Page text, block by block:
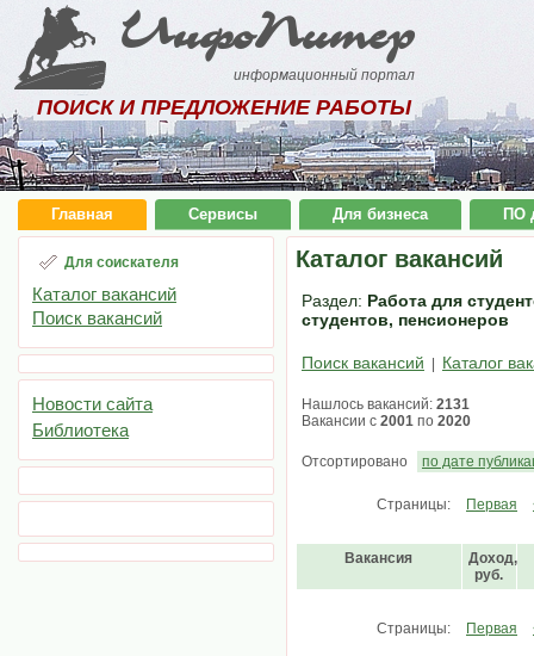
ИнфоПитер
информационный портал
ПОИСК И ПРЕДЛОЖЕНИЕ РАБОТЫ
Главная Сервисы Для бизнеса ПО
Для соискателя
Каталог вакансий
Поиск вакансий
Новости сайта
Библиотека
Каталог вакансий
Раздел: Работа для
студентов, пенсионеров
Поиск вакансий Каталог
Нашлось вакансий: 2131
Вакансии с 2001 по 2020
Отсортировано по дате
Страницы: Первая
Вакансия
Доход,
руб.
Страницы: Первая